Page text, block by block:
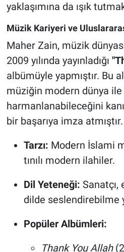
yaklaşımına da ışık
Müzik Kariyeri ve
Maher Zain, müzik
2009 yılında yayınladığı
albümüyle yapmıştır. Bu
müziğin modern dünya ile
harmanlanabileceğini
bir başarıya imza atmıştır.
Tarzı: Modern İslami
tınılı modern ilahiler.
Dil Yeteneği: Sanatçı,
dilde seslendirebilme
Popüler Albümleri:
Thank You Allah